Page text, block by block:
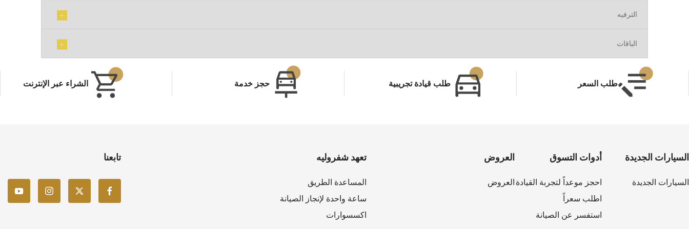
الترفيه
الباقات
طلب السعر طلب قيادة تجريبية حجز خدمة الشراء عبر الإنترنت
السيارات الجديدة
السيارات الجديدة
أدوات التسوق
احجز موعداً لتجربة القيادة
اطلب سعراً
استفسر عن الصيانة
العروض
العروض
تعهد شفروليه
المساعدة الطريق
ساعة واحدة لإنجاز الصيانة
اكسسوارات
تابعنا